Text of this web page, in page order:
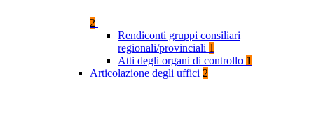
2
Rendiconti gruppi consiliari
regionali/provinciali 1
Atti degli organi di controllo 1
Articolazione degli uffici 2